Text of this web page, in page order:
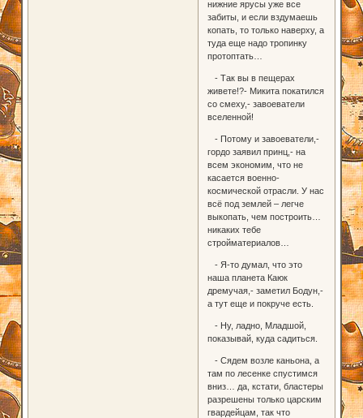
нижние ярусы уже все
забиты, и если вздумаешь
копать, то только наверху, а
туда еще надо тропинку
протоптать…
- Так вы в пещерах
живете!?- Микита покатился
со смеху,- завоеватели
вселенной!
- Потому и завоеватели,-
гордо заявил принц,- на
всем экономим, что не
касается военно-
космической отрасли. У нас
всё под землей – легче
выкопать, чем построить…
никаких тебе
стройматериалов…
- Я-то думал, что это
наша планета Каюк
дремучая,- заметил Бодун,-
а тут еще и покруче есть.
- Ну, ладно, Младшой,
показывай, куда садиться.
- Сядем возле каньона, а
там по лесенке спустимся
вниз… да, кстати, бластеры
разрешены только царским
гвардейцам, так что